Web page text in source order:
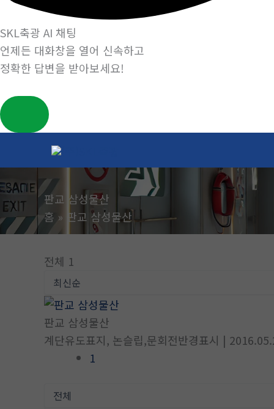
SKL축광 AI 채팅
언제든 대화창을 열어 신속하고
정확한 답변을 받아보세요!
로
건
너
판교 삼성물산
홈
판교 삼성물산
전체 1
판교 삼성물산
계단유도표지, 논슬립,문회전반경표시 |
1